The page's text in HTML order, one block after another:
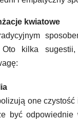
kwiatowe
Oto kilka
one czystość
być odpowiednie